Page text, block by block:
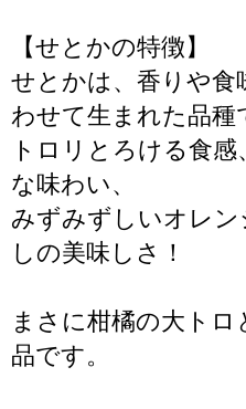
【せとかの特徴】
せとかは、香りや食
わせて生まれた品種
トロリとろける食
な味わい、
みずみずしいオレ
しの美味しさ！
まさに柑橘の大ト
品です。